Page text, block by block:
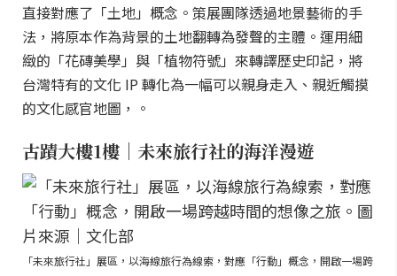
直接對應了「土地」概念。策展團隊透過地景藝術的手
法，將原本作為背景的土地翻轉為發聲的主體。運用細
緻的「花磚美學」與「植物符號」來轉譯歷史印記，將
台灣特有的文化 IP 轉化為一幅可以親身走入、親近觸摸
的文化感官地圖，。
古蹟大樓1樓｜未來旅行社的海洋漫遊
「未來旅行社」展區，以海線旅行為線索，對應「行動」概念，開啟一場跨